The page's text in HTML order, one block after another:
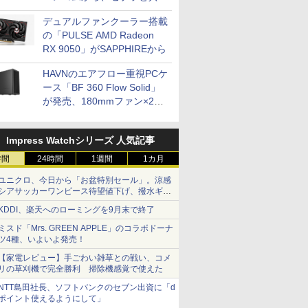
開発
デュアルファンクーラー搭載
の「PULSE AMD Radeon
RX 9050」がSAPPHIREから
HAVNのエアフロー重視PCケ
ース「BF 360 Flow Solid」
が発売、180mmファン×2搭
Impress Watchシリーズ 人気記事
24時間 1週間 1カ月
ニクロ、今日から「お盆特別セール」。涼感
アサッカーワンピース待望値下げ、撥水ギア
ョーツは1990円に
、楽天へのローミングを9月末で終了
スド「Mrs. GREEN APPLE」のコラボドーナ
4種、いよいよ発売！
家電レビュー】手ごわい雑草との戦い、コメ
の草刈機で完全勝利 掃除機感覚で使えた
島田社長、ソフトバンクのセブン出資に「d
イント使えるようにして」